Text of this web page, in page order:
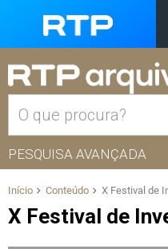
PESQUISA AVANÇADA
Início Conteúdo X Festival de
X Festival de